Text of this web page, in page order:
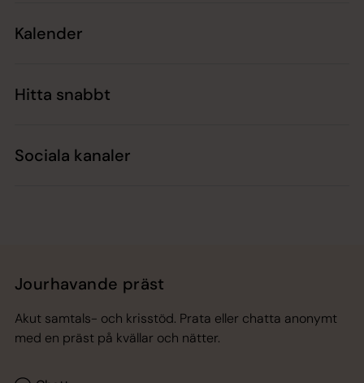
Kalender
Hitta snabbt
Sociala kanaler
Jourhavande präst
Akut samtals- och krisstöd. Prata eller chatta anonymt
med en präst på kvällar och nätter.